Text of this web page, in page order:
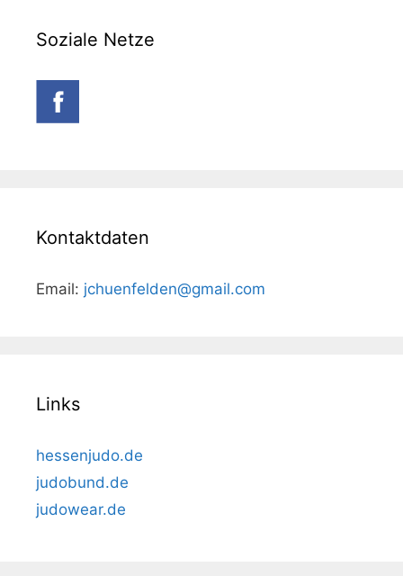
Soziale Netze
Kontaktdaten
Email: jchuenfelden@gmail.com
Links
hessenjudo.de
judobund.de
judowear.de